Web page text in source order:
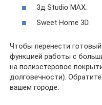
3д Studio MAX;
Sweet Home 3D.
Чтобы перенести
функцией работы с
на полиэстеровое
долговечности).
вашем городе.